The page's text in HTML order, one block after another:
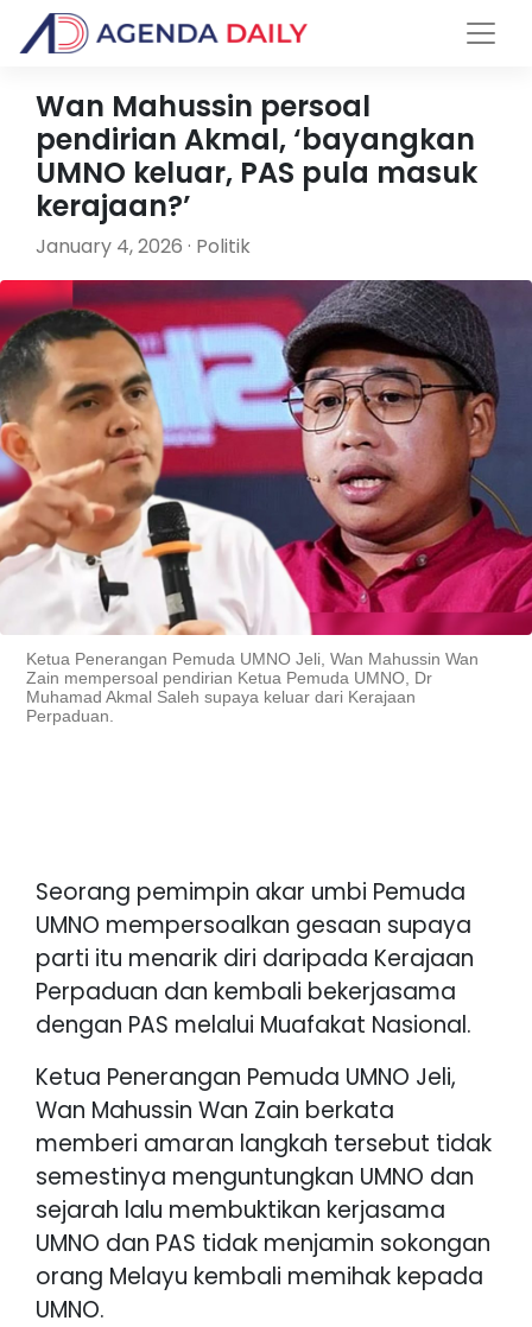
Wan Mahussin persoal
pendirian Akmal, ‘bayangkan
UMNO keluar, PAS pula masuk
kerajaan?’
January 4, 2026 · Politik
Ketua Penerangan Pemuda UMNO Jeli, Wan Mahussin Wan
Zain mempersoal pendirian Ketua Pemuda UMNO, Dr
Muhamad Akmal Saleh supaya keluar dari Kerajaan
Perpaduan.
Seorang pemimpin akar umbi Pemuda
UMNO mempersoalkan gesaan supaya
parti itu menarik diri daripada Kerajaan
Perpaduan dan kembali bekerjasama
dengan PAS melalui Muafakat Nasional.
Ketua Penerangan Pemuda UMNO Jeli,
Wan Mahussin Wan Zain berkata
memberi amaran langkah tersebut tidak
semestinya menguntungkan UMNO dan
sejarah lalu membuktikan kerjasama
UMNO dan PAS tidak menjamin sokongan
orang Melayu kembali memihak kepada
UMNO.